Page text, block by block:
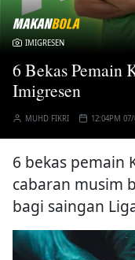
IMIGRESEN
6 Bekas Pemain
Imigresen
MUHD FIKRI 12:04PM
6 bekas pemain
cabaran musim
bagi saingan